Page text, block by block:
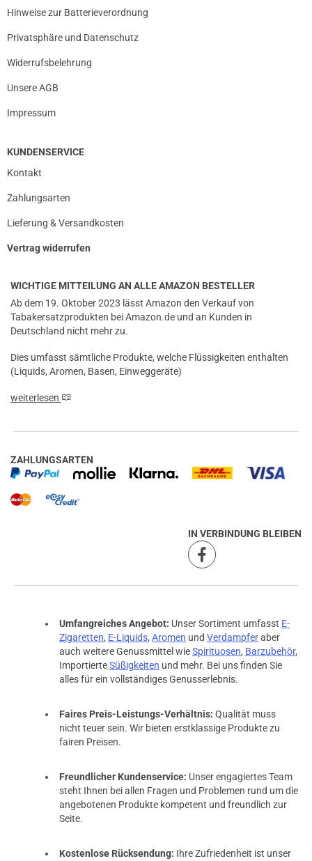
Hinweise zur Batterieverordnung
Privatsphäre und Datenschutz
Widerrufsbelehrung
Unsere AGB
Impressum
KUNDENSERVICE
Kontakt
Zahlungsarten
Lieferung & Versandkosten
Vertrag widerrufen
WICHTIGE MITTEILUNG AN ALLE AMAZON BESTELLER
Ab dem 19. Oktober 2023 lässt Amazon den Verkauf von
Tabakersatzprodukten bei Amazon.de und an Kunden in
Deutschland nicht mehr zu.
Dies umfasst sämtliche Produkte, welche Flüssigkeiten enthalten
(Liquids, Aromen, Basen, Einweggeräte)
weiterlesen
ZAHLUNGSARTEN
IN VERBINDUNG BLEIBEN
Umfangreiches Angebot: Unser Sortiment umfasst E-
Zigaretten, E-Liquids, Aromen und Verdampferaber
auch weitere Genussmittel wieSpirituosen, Barzubehör,
ImportierteSüßigkeiten und mehr. Bei uns finden Sie
alles für ein vollständiges Genusserlebnis.
Faires Preis-Leistungs-Verhältnis: Qualität muss
nicht teuer sein. Wir bieten erstklassige Produkte zu
fairen Preisen.
Freundlicher Kundenservice: Unser engagiertes Team
steht Ihnen bei allen Fragen und Problemen rund um die
angebotenen Produkte kompetent und freundlich zur
Seite.
Kostenlose Rücksendung: Ihre Zufriedenheit ist unser